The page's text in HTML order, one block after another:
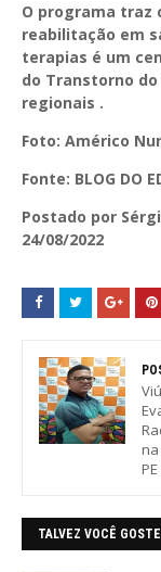
O programa traz
reabilitação em
terapias é um
do Transtorno
regionais .
Foto: Américo
Fonte: BLOG DO
Postado por
24/08/2022
PE
TALVEZ VOCÊ